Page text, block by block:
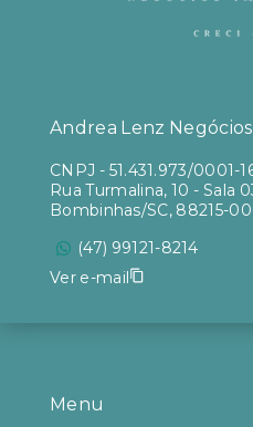
Menu
Andrea Lenz
CNPJ - 51.431.973/0001-
Rua Turmalina, 10 - Sala
Bombinhas/SC, 88215-
(47) 99121-8214
Ver e-mail